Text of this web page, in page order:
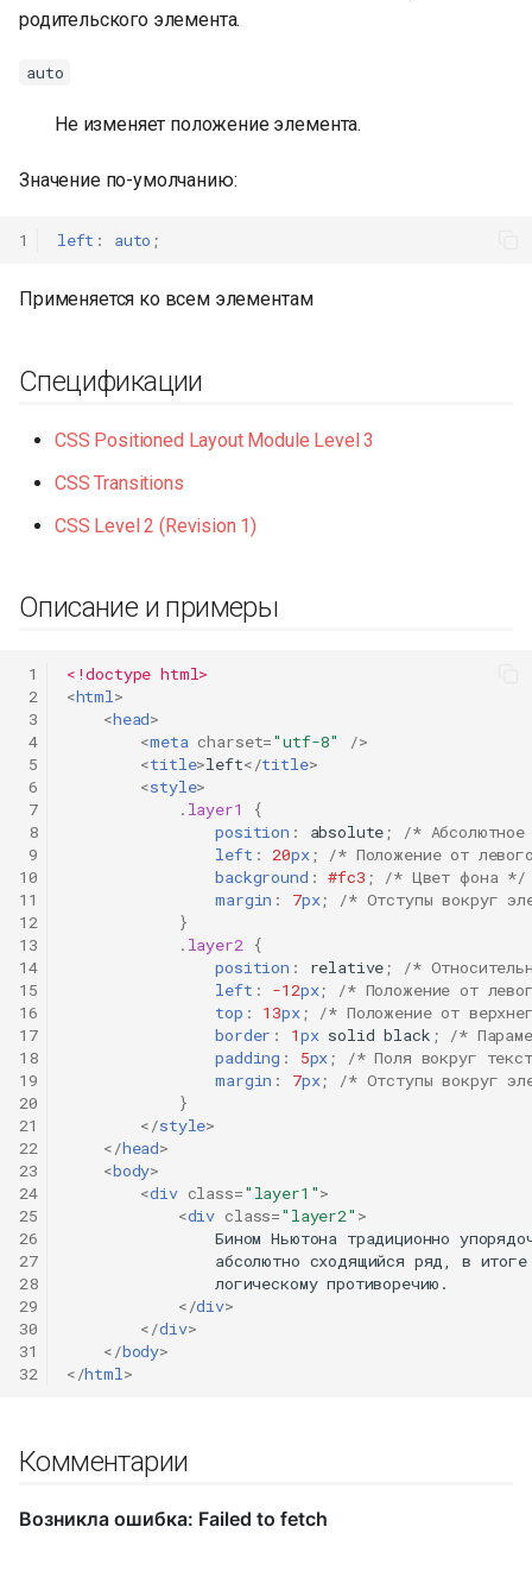
родительского элемента.
auto
Не изменяет положение элемента.
Значение по-умолчанию:
1 left : auto ;
Применяется ко всем элементам
Спецификации
CSS Positioned Layout Module Level 3
CSS Transitions
CSS Level 2 (Revision 1)
Описание и примеры
1
2
3
4
5
6
7
8
9
10
11
12
13
14
15
16
17
18
19
20
21
22
23
24
25
26
27
28
29
30
31
32
<!doctype html>
<html >
<head>
<meta charset="utf-8"
/>
<title>left</title>
<style>
. layer1
{
position : absolute ;
/* Абсолютное
left : 20px;
/* Положение от
background : #fc3 ;
/* Цвет фона */
margin : 7px;
/* Отступы вокруг
}
. layer2
{
position : relative ;
/*
left : -12px;
/* Положение от
top : 13px;
/* Положение от
border : 1px solid black ;
/*
padding : 5px ;
/* Поля вокруг
margin : 7px;
/* Отступы вокруг
}
</style>
</head>
<body>
<div class="layer1">
<div class="layer2" >
Бином Ньютона традиционно
абсолютно сходящийся ряд, в
                логическому противоречию.
</div>
</div>
</body>
</html >
Комментарии